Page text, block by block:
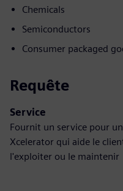
Chemicals
Semiconductors
Consumer packaged
Requête
Service
Fournit un service pour
Xcelerator qui aide le
l'exploiter ou le maintenir